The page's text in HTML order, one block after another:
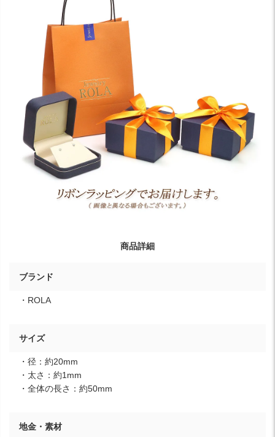
商品詳細
ブランド
・ROLA
サイズ
・径：約20mm
・太さ：約1mm
・全体の長さ：約50mm
地金・素材